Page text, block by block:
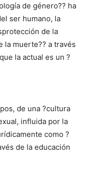
de género?? ha
ser humano, la
de la
la muerte?? a través
la actual es un ?
de una ?cultura
influida por la
como ?
de la educación